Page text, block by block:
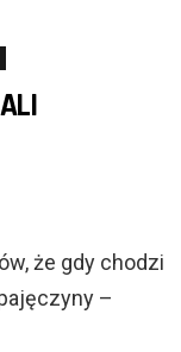
że gdy chodzi
–